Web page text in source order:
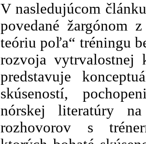
V nasledujúcom
povedané žargónom
teóriu poľa“ tréningu
rozvoja vytrvalostnej
predstavuje
skúseností,
nórskej literatúry
rozhovorov s